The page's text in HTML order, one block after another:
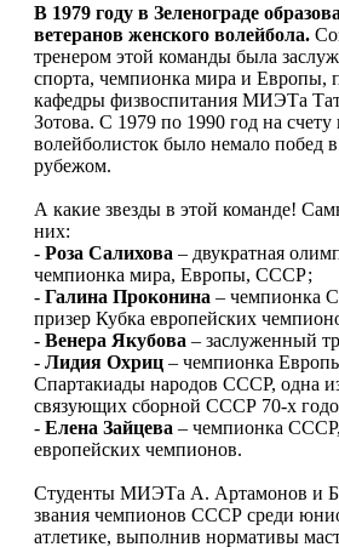
В 1979 году в Зеленограде
ветеранов женского волейбола.
тренером этой команды была
спорта, чемпионка мира и Европы,
кафедры физвоспитания МИЭТа
Зотова. С 1979 по 1990 год на
волейболисток было немало побед
рубежом.
А какие звезды в этой команде!
них:
- Роза Салихова – двукратная
чемпионка мира, Европы, СССР;
- Галина Проконина – чемпионка
призер Кубка европейских
- Венера Якубова – заслуженный
- Лидия Охриц – чемпионка
Спартакиады народов СССР, одна
связующих сборной СССР 70-х
- Елена Зайцева – чемпионка СССР,
европейских чемпионов.
Студенты МИЭТа А. Артамонов и
звания чемпионов СССР среди
атлетике, выполнив нормативы